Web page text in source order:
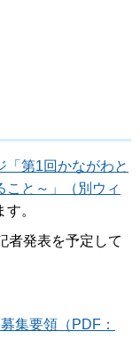
「第1回かながわと
こと～」（別ウィ
。
者発表を予定して
集要領（PDF：